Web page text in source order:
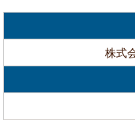
株式